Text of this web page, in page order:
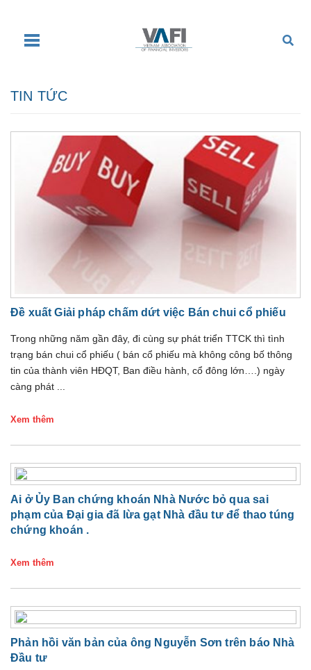
TIN TỨC
Đề xuất Giải pháp chấm dứt việc Bán chui cổ phiếu
Trong những năm gần đây, đi cùng sự phát triển TTCK thì tình
trạng bán chui cổ phiếu ( bán cổ phiếu mà không công bố thông
tin của thành viên HĐQT, Ban điều hành, cổ đông lớn….) ngày
càng phát ...
Xem thêm
Ai ở Ủy Ban chứng khoán Nhà Nước bỏ qua sai
phạm của Đại gia đã lừa gạt Nhà đầu tư để thao túng
chứng khoán .
Xem thêm
Phản hồi văn bản của ông Nguyễn Sơn trên báo Nhà
Đầu tư